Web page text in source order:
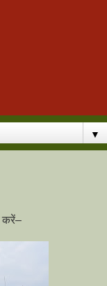
▼
करें–